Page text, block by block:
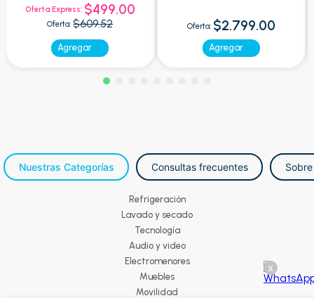
x
Oferta Express: $499.00
Oferta: $609.52
Agregar
Oferta: $2.799.00
Agregar
Nuestras Categorías Consultas frecuentes
Refrigeración
Lavado y secado
Tecnología
Audio y video
Electromenores
Muebles
Movilidad